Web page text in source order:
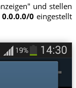
und stellen
0.0.0.0/0 eingestellt